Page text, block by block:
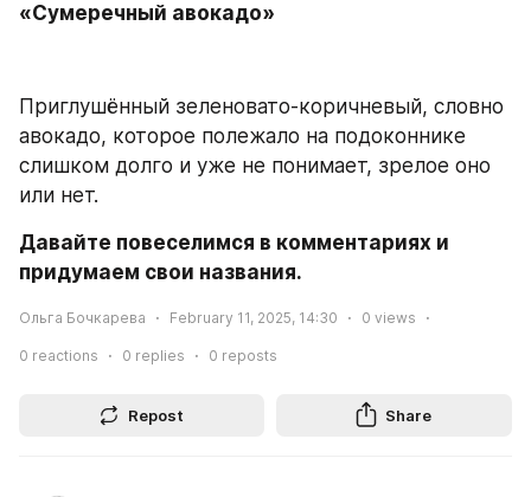
«Сумеречный авокадо»
Приглушённый зеленовато-коричневый, словно
авокадо, которое полежало на подоконнике
слишком долго и уже не понимает, зрелое оно
или нет.
Давайте повеселимся в комментариях и
придумаем свои названия.
Ольга Бочкарева February 11, 2025, 14:30 0 views
0 reactions 0 replies 0 reposts
Repost Share